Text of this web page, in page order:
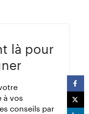
là pour
vos
conseils par